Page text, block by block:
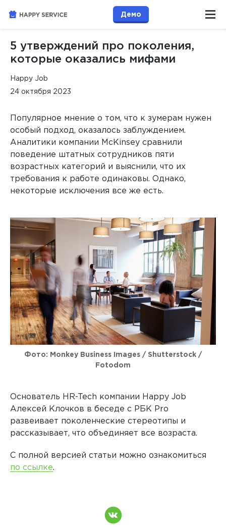
Демо
5 утверждений про поколения,
которые оказались мифами
Happy Job
24 октября 2023
Популярное мнение о том, что к зумерам нужен
особый подход, оказалось заблуждением.
Аналитики компании McKinsey сравнили
поведение штатных сотрудников пяти
возрастных категорий и выяснили, что их
требования к работе одинаковы. Однако,
некоторые исключения все же есть.
Фото: Monkey Business Images / Shutterstock /
Fotodom
Основатель HR-Tech компании Happy Job
Алексей Клочков в беседе с РБК Pro
развеивает поколенческие стереотипы и
рассказывает, что объединяет все возраста.
С полной версией статьи можно ознакомиться
по ссылке.